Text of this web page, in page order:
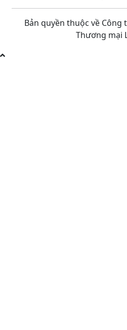
Bản quyền thuộc về Công
Thương mại